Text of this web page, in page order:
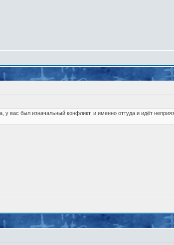
у вас был изначальный конфликт, и именно оттуда и идёт